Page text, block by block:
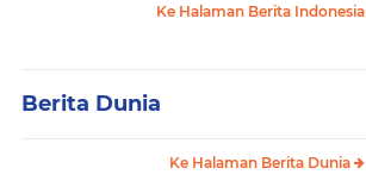
Ke Halaman Berita Indonesia
Berita Dunia
Ke Halaman Berita Dunia